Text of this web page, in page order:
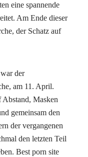
eine spannende
Am Ende dieser
der Schatz auf
der
am 11. April.
Masken
gemeinsam den
der vergangenen
den letzten Teil
Best porn site